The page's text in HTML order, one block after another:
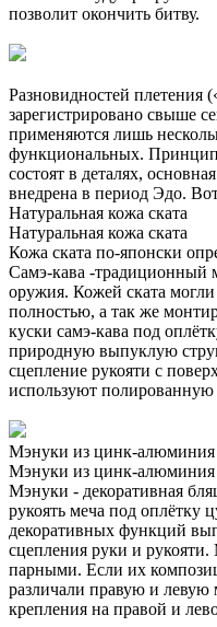
позволит окончить битву.
Разновидностей плетения
зарегистрировано свыше
применяются лишь
функциональных.
состоят в деталях,
внедрена в период Эдо.
Натуральная кожа ската
Натуральная кожа ската
Кожа ската по-японски
Самэ-кава -традиционный
оружия. Кожей ската
полностью, а так же
куски самэ-кава под
природную выпуклую
сцепление рукояти с
используют
Мэнуки из цинк-алюминия
Мэнуки из цинк-алюминия
Мэнуки - декоративная
рукоять меча под оплётку
декоративных функций
сцепления руки и
парными. Если их
различали правую и левую
крепления на правой и